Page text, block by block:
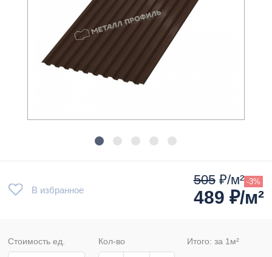
В избранное
505₽/м² -3%
489 ₽/м²
Стоимость ед. Кол-во Итого: за 1 м²